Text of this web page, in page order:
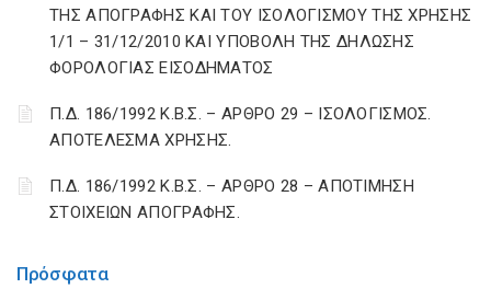
Πρόσφατα
ΤΗΣ ΑΠΟΓΡΑΦΗΣ ΚΑΙ ΤΟΥ ΙΣΟΛΟΓΙΣΜΟΥ ΤΗΣ ΧΡΗΣΗΣ
1/1 – 31/12/2010 ΚΑΙ ΥΠΟΒΟΛΗ ΤΗΣ ΔΗΛΩΣΗΣ
ΦΟΡΟΛΟΓΙΑΣ ΕΙΣΟΔΗΜΑΤΟΣ
Π.Δ. 186/1992 Κ.Β.Σ. – ΑΡΘΡΟ 29 – ΙΣΟΛΟΓΙΣΜΟΣ.
ΑΠΟΤΕΛΕΣΜΑ ΧΡΗΣΗΣ.
Π.Δ. 186/1992 Κ.Β.Σ. – ΑΡΘΡΟ 28 – ΑΠΟΤΙΜΗΣΗ
ΣΤΟΙΧΕΙΩΝ ΑΠΟΓΡΑΦΗΣ.